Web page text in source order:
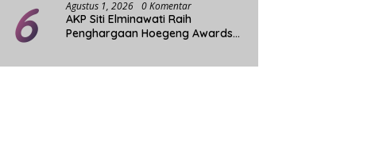
6 Agustus 1, 2026 0 Komentar
AKP Siti Elminawati Raih
Penghargaan Hoegeng Awards